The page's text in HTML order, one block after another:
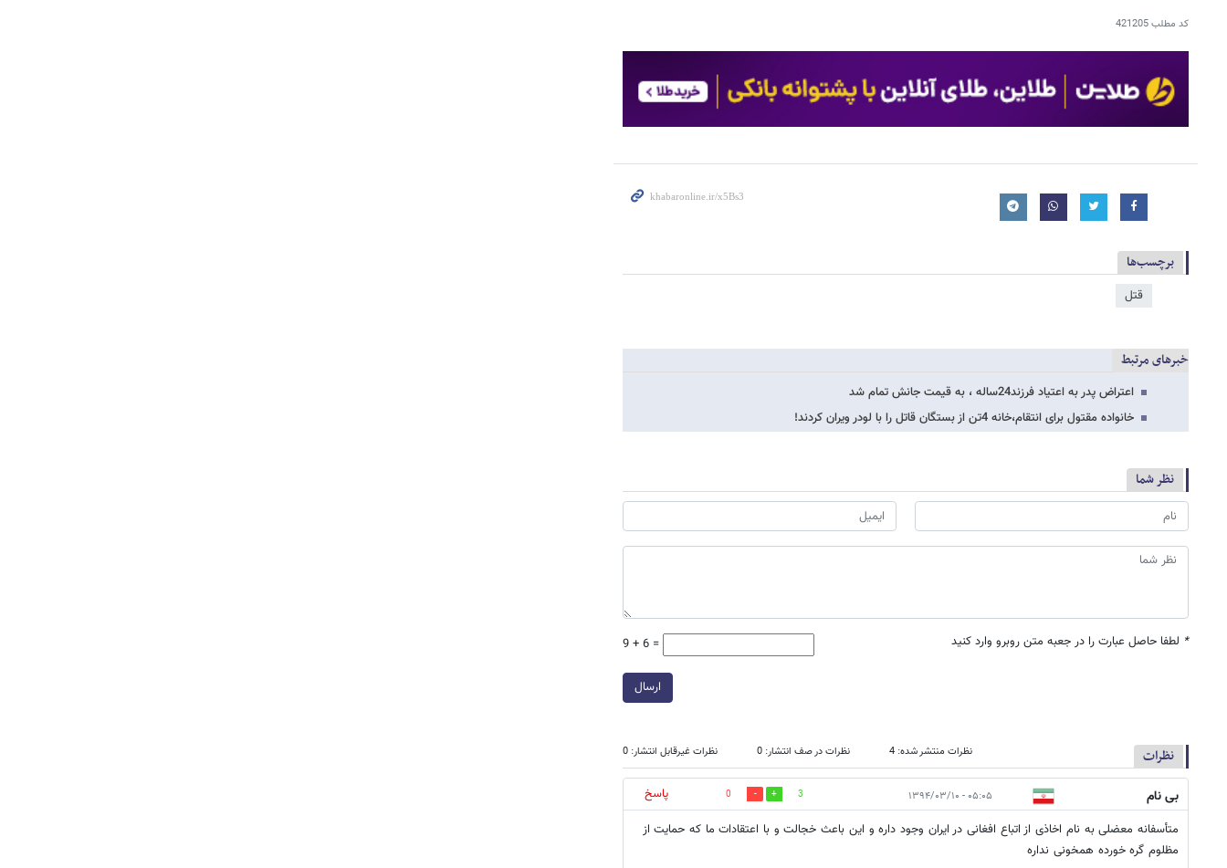
کد مطلب421205
برچسب‌ها
قتل
خبرهای مرتبط
اعتراض پدر به اعتیاد فرزند24ساله ، به قیمت جانش تمام شد
خانواده مقتول برای انتقام،خانه 4تن از بستگان قاتل را با لودر ویران کردند!
نظر شما
* لطفا حاصل عبارت را در جعبه متن روبرو وارد کنید 9 + 6 =
ارسال
نظرات نظرات منتشر شده: 4 نظرات در صف انتشار: 0 نظرات غیرقابل انتشار: 0
بی نام ۰۵:۰۵ - ۱۳۹۴/۰۳/۱۰ 3
0
پاسخ
متأسفانه معضلی به نام اخاذی از اتباع افغانی در ایران وجود داره و این باعث خجالت و با اعتقادات ما که حمایت از
مظلوم گره خورده همخونی نداره